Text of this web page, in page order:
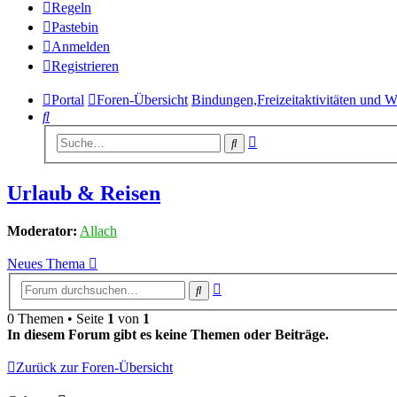
Regeln
Pastebin
Anmelden
Registrieren
Portal Foren-Übersicht Bindungen,Freizeitaktivitäten und
Suche
Suche
Urlaub & Reisen
Moderator: Allach
Neues Thema
Suche
0 Themen • Seite 1 von 1
In diesem Forum gibt es keine Themen oder Beiträge.
Zurück zur Foren-Übersicht